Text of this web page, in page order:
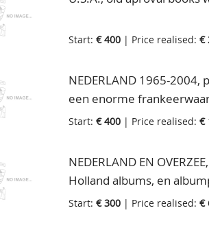
Start: € 400 | Price realised: €
NEDERLAND 1965-
een enorme
doosje
Start: € 400 | Price realised: €
NEDERLAND EN
Holland albums, en
Start: € 300 | Price realised: €